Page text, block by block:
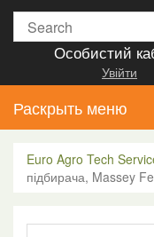
Особистий
Увійти
Раскрыть меню
Euro Agro Tech
підбирача, Massey